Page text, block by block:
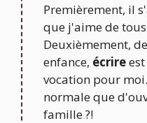
Premièrement, il
que j'aime de
Deuxièmement,
enfance, écrire
vocation pour
normale que
famille ?!